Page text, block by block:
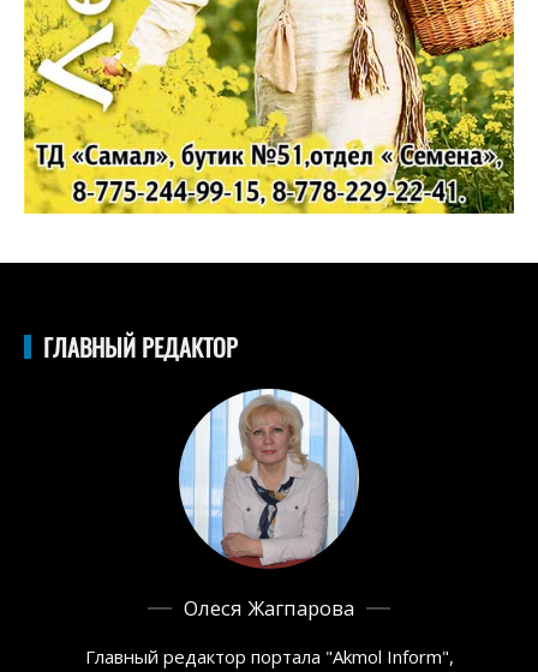
ГЛАВНЫЙ РЕДАКТОР
Олеся Жагпарова
Главный редактор портала "Akmol Inform",